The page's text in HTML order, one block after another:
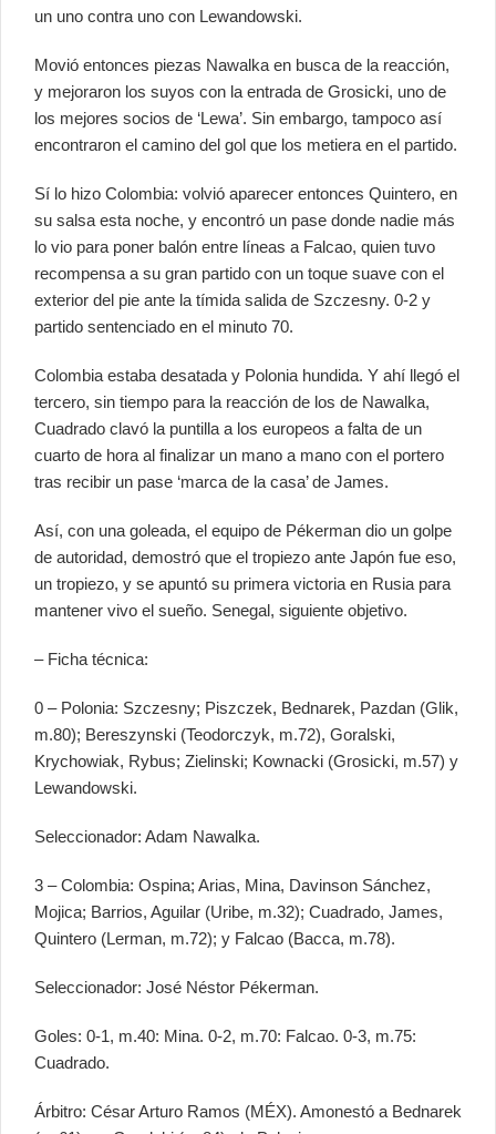
un uno contra uno con Lewandowski.
Movió entonces piezas Nawalka en busca de la reacción,
y mejoraron los suyos con la entrada de Grosicki, uno de
los mejores socios de ‘Lewa’. Sin embargo, tampoco así
encontraron el camino del gol que los metiera en el partido.
Sí lo hizo Colombia: volvió aparecer entonces Quintero, en
su salsa esta noche, y encontró un pase donde nadie más
lo vio para poner balón entre líneas a Falcao, quien tuvo
recompensa a su gran partido con un toque suave con el
exterior del pie ante la tímida salida de Szczesny. 0-2 y
partido sentenciado en el minuto 70.
Colombia estaba desatada y Polonia hundida. Y ahí llegó el
tercero, sin tiempo para la reacción de los de Nawalka,
Cuadrado clavó la puntilla a los europeos a falta de un
cuarto de hora al finalizar un mano a mano con el portero
tras recibir un pase ‘marca de la casa’ de James.
Así, con una goleada, el equipo de Pékerman dio un golpe
de autoridad, demostró que el tropiezo ante Japón fue eso,
un tropiezo, y se apuntó su primera victoria en Rusia para
mantener vivo el sueño. Senegal, siguiente objetivo.
– Ficha técnica:
0 – Polonia: Szczesny; Piszczek, Bednarek, Pazdan (Glik,
m.80); Bereszynski (Teodorczyk, m.72), Goralski,
Krychowiak, Rybus; Zielinski; Kownacki (Grosicki, m.57) y
Lewandowski.
Seleccionador: Adam Nawalka.
3 – Colombia: Ospina; Arias, Mina, Davinson Sánchez,
Mojica; Barrios, Aguilar (Uribe, m.32); Cuadrado, James,
Quintero (Lerman, m.72); y Falcao (Bacca, m.78).
Seleccionador: José Néstor Pékerman.
Goles: 0-1, m.40: Mina. 0-2, m.70: Falcao. 0-3, m.75:
Cuadrado.
Árbitro: César Arturo Ramos (MÉX). Amonestó a Bednarek